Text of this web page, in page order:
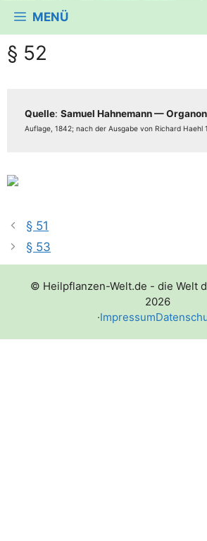
MENÜ
§ 52
Quel­le: Samu­el Hah­ne­mann —
Auf­la­ge, 1842; nach der Aus­ga­be von Richard Haehl
§ 51
§ 53
© Heilpflanzen-Welt.de - die Welt
2026
·Impressum